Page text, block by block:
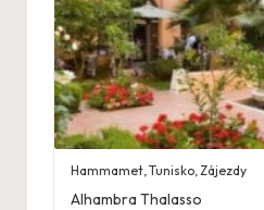
Hammamet,Tunisko,Zájezdy
Alhambra Thalasso